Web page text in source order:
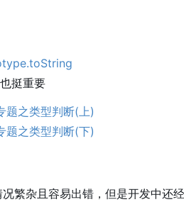
挺重要
之类型判断(上)
之类型判断(下)
繁杂且容易出错，但是开发中还